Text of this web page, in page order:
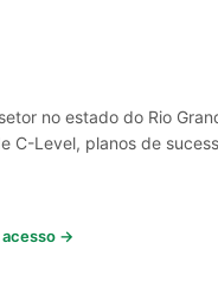
no estado do Rio
C-Level, planos de
acesso →